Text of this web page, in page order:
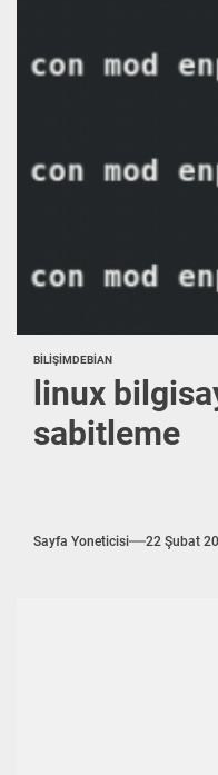
BILIŞIMDEBIAN
linux
sabitleme
Sayfa Yoneticisi 22 Şubat